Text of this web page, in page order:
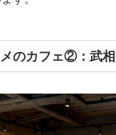
のカフェ②：武